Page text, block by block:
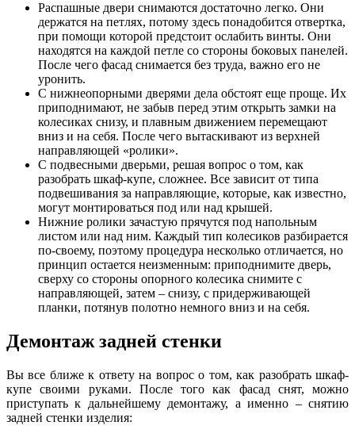
Распашные двери снимаются достаточно легко. Они
держатся на петлях, потому здесь понадобится отвертка,
при помощи которой предстоит ослабить винты. Они
находятся на каждой петле со стороны боковых панелей.
После чего фасад снимается без труда, важно его не
уронить.
С нижнеопорными дверями дела обстоят еще проще. Их
приподнимают, не забыв перед этим открыть замки на
колесиках снизу, и плавным движением перемещают
вниз и на себя. После чего вытаскивают из верхней
направляющей «ролики».
С подвесными дверьми, решая вопрос о том, как
разобрать шкаф-купе, сложнее. Все зависит от типа
подвешивания за направляющие, которые, как известно,
могут монтироваться под или над крышей.
Нижние ролики зачастую прячутся под напольным
листом или над ним. Каждый тип колесиков разбирается
по-своему, поэтому процедура несколько отличается, но
принцип остается неизменным: приподнимите дверь,
сверху со стороны опорного колесика снимите с
направляющей, затем – снизу, с придерживающей
планки, потянув полотно немного вниз и на себя.
Демонтаж задней стенки
Вы все ближе к ответу на вопрос о том, как разобрать шкаф-
купе своими руками. После того как фасад снят, можно
приступать к дальнейшему демонтажу, а именно – снятию
задней стенки изделия: